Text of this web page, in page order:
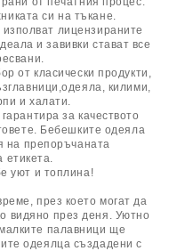
си на тъкане.
лицензираните
и завивки стават все
от класически продукти,
килими,
и халати.
за качеството
Бебешките одеяла
на препоръчаната
етикета.
уют и топлина!
през което могат да
видяно през деня. Уютно
палавници ще
одеялца създадени с